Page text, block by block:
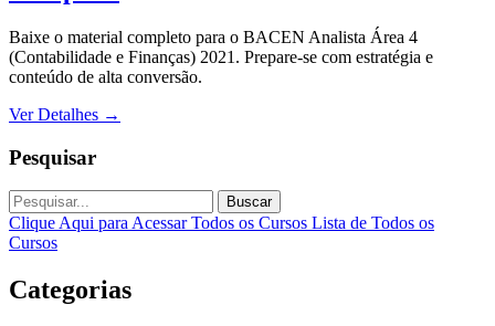
Baixe o material completo para o BACEN Analista Área 4
(Contabilidade e Finanças) 2021. Prepare-se com estratégia e
conteúdo de alta conversão.
Ver Detalhes →
Pesquisar
Buscar
Clique Aqui para Acessar Todos os Cursos Lista de Todos os
Cursos
Categorias